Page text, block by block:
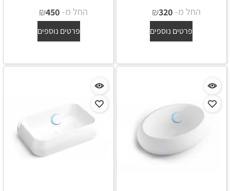
החל מ- ₪320
פרטים נוספים
החל מ- ₪450
פרטים נוספים